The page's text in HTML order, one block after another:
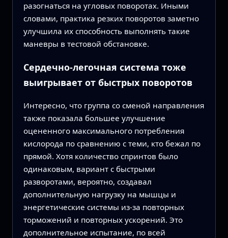
разогнаться на угловых поворотах. Иными
словами, практика резких поворотов заметно
улучшила их способность выполнять такие
маневры в тестовой обстановке.
Сердечно‑легочная система тоже
выигрывает от быстрых поворотов
Интересно, что группа со сменой направления
также показала большее улучшение
оцененного максимального потребления
кислорода по сравнению с теми, кто бежал по
прямой. Хотя количество спринтов было
одинаковым, вариант с быстрыми
разворотами, вероятно, создавал
дополнительную нагрузку на мышцы и
энергетические системы из‑за повторных
торможений и повторных ускорений. Это
дополнительное испытание, по всей